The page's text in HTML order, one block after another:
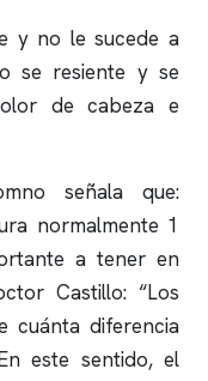
y no le sucede a
se resiente y se
de cabeza e
señala que:
normalmente 1
a tener en
Castillo: “Los
cuánta diferencia
este sentido, el